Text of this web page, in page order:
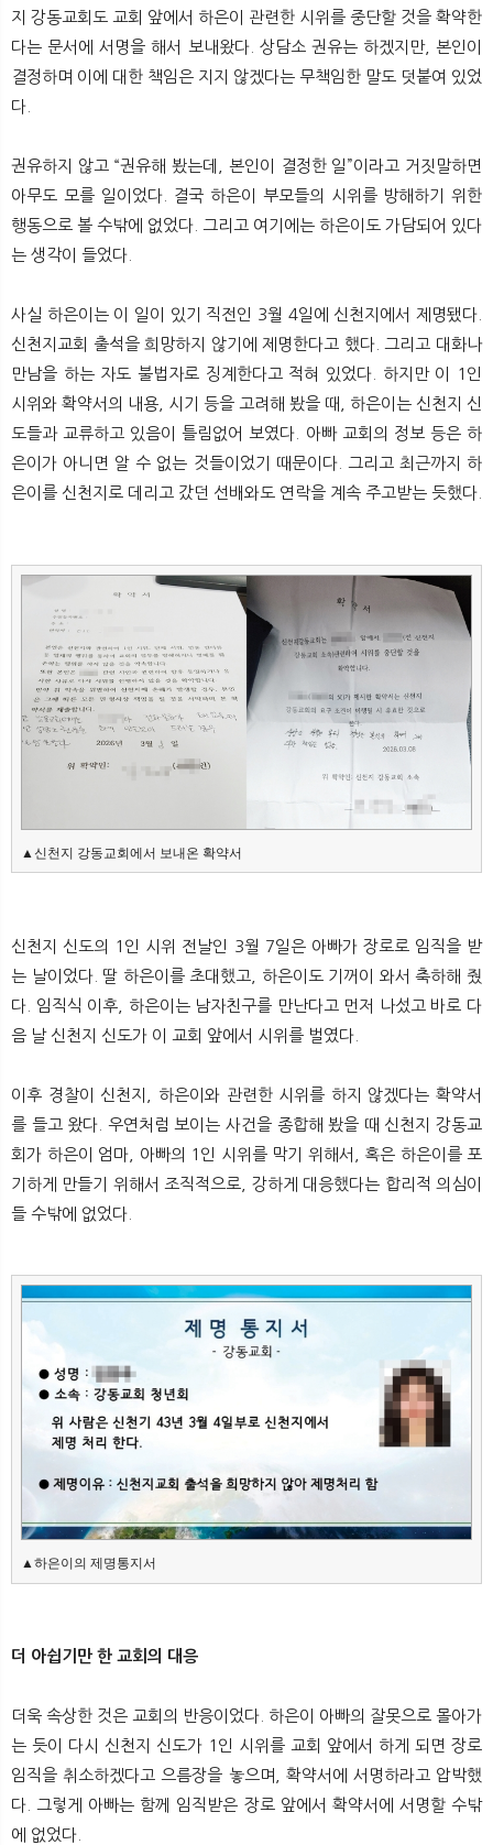
지 강동교회도 교회 앞에서 하은이 관련한 시위를 중단할 것을 확약한
다는 문서에 서명을 해서 보내왔다. 상담소 권유는 하겠지만, 본인이
결정하며 이에 대한 책임은 지지 않겠다는 무책임한 말도 덧붙여 있었
다.
권유하지 않고 “권유해 봤는데, 본인이 결정한 일”이라고 거짓말하면
아무도 모를 일이었다. 결국 하은이 부모들의 시위를 방해하기 위한
행동으로 볼 수밖에 없었다. 그리고 여기에는 하은이도 가담되어 있다
는 생각이 들었다.
사실 하은이는 이 일이 있기 직전인 3월 4일에 신천지에서 제명됐다.
신천지교회 출석을 희망하지 않기에 제명한다고 했다. 그리고 대화나
만남을 하는 자도 불법자로 징계한다고 적혀 있었다. 하지만 이 1인
시위와 확약서의 내용, 시기 등을 고려해 봤을 때, 하은이는 신천지 신
도들과 교류하고 있음이 틀림없어 보였다. 아빠 교회의 정보 등은 하
은이가 아니면 알 수 없는 것들이었기 때문이다. 그리고 최근까지 하
은이를 신천지로 데리고 갔던 선배와도 연락을 계속 주고받는 듯했다.
▲신천지 강동교회에서 보내온 확약서
신천지 신도의 1인 시위 전날인 3월 7일은 아빠가 장로로 임직을 받
는 날이었다. 딸 하은이를 초대했고, 하은이도 기꺼이 와서 축하해 줬
다. 임직식 이후, 하은이는 남자친구를 만난다고 먼저 나섰고 바로 다
음 날 신천지 신도가 이 교회 앞에서 시위를 벌였다.
이후 경찰이 신천지, 하은이와 관련한 시위를 하지 않겠다는 확약서
를 들고 왔다. 우연처럼 보이는 사건을 종합해 봤을 때 신천지 강동교
회가 하은이 엄마, 아빠의 1인 시위를 막기 위해서, 혹은 하은이를 포
기하게 만들기 위해서 조직적으로, 강하게 대응했다는 합리적 의심이
들 수밖에 없었다.
▲하은이의 제명통지서
더 아쉽기만 한 교회의 대응
더욱 속상한 것은 교회의 반응이었다. 하은이 아빠의 잘못으로 몰아가
는 듯이 다시 신천지 신도가 1인 시위를 교회 앞에서 하게 되면 장로
임직을 취소하겠다고 으름장을 놓으며, 확약서에 서명하라고 압박했
다. 그렇게 아빠는 함께 임직받은 장로 앞에서 확약서에 서명할 수밖
에 없었다.